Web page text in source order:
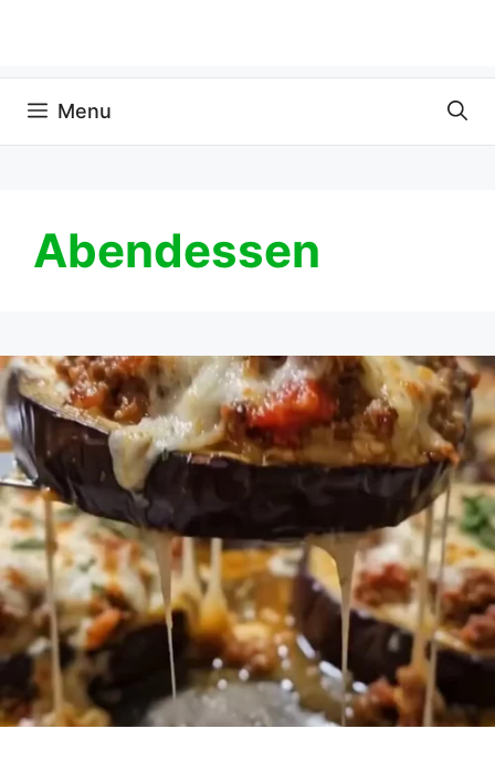
Menu
Abendessen